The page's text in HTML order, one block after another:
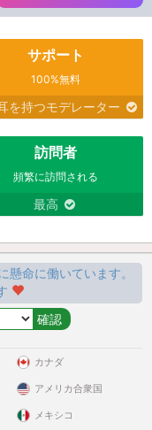
サポート
100%無料
を持つモデレーター
訪問者
頻繁に訪問される
最高
懸命に働いています。
カナダ
アメリカ合衆国
メキシコ